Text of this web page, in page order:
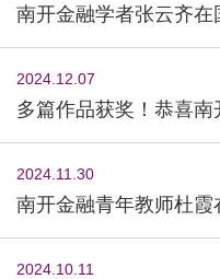
南开金融学者张云齐
2024.12.07
多篇作品获奖！恭喜南
2024.11.30
南开金融青年教师杜
2024.10.11